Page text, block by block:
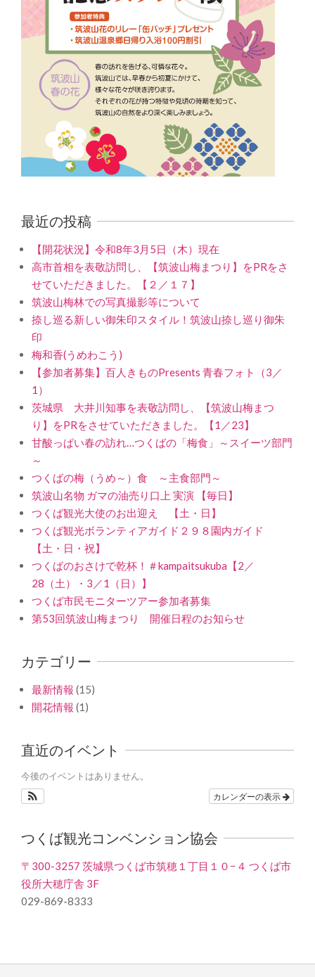
最近の投稿
【開花状況】令和8年3月5日（木）現在
高市首相を表敬訪問し、【筑波山梅まつり】をPRをさ
せていただきました。【２／１７】
筑波山梅林での写真撮影等について
捺し巡る新しい御朱印スタイル！筑波山捺し巡り御朱
印
梅和香(うめわこう)
【参加者募集】百人きものPresents 青春フォト（3／
1）
茨城県 大井川知事を表敬訪問し、【筑波山梅まつ
り】をPRをさせていただきました。【1／23】
甘酸っぱい春の訪れ…つくばの「梅食」～スイーツ部門
～
つくばの梅（うめ～）食 ～主食部門～
筑波山名物 ガマの油売り口上 実演 【毎日】
つくば観光大使のお出迎え 【土・日】
つくば観光ボランティアガイド２９８園内ガイド
【土・日・祝】
つくばのおさけで乾杯！＃kampaitsukuba【2／
28（土）・3／1（日）】
つくば市民モニターツアー参加者募集
第53回筑波山梅まつり 開催日程のお知らせ
カテゴリー
最新情報 (15)
開花情報 (1)
直近のイベント
今後のイベントはありません。
カレンダーの表示
つくば観光コンベンション協会
〒300-3257 茨城県つくば市筑穂１丁目１０−４ つくば市
役所大穂庁舎 3F
029-869-8333